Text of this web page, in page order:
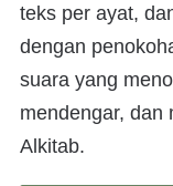
teks per ayat,
dengan
suara yang
mendengar, dan
Alkitab.